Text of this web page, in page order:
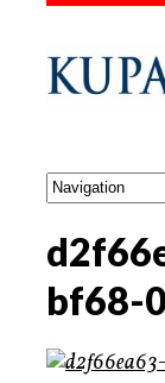
bf68-